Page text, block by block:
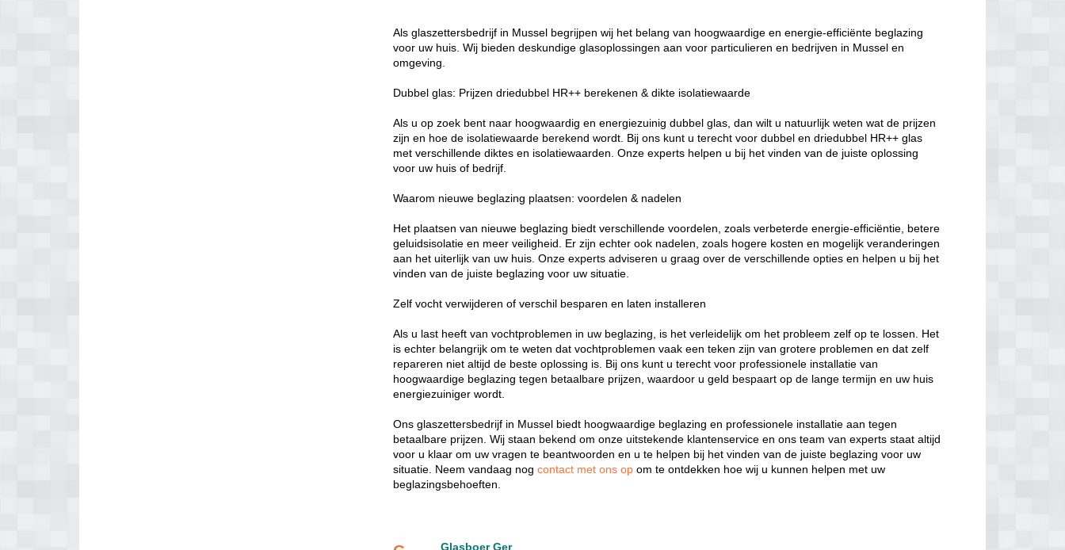
Als glaszettersbedrijf in Mussel begrijpen wij het belang van hoogwaardige en energie-efficiënte beglazing
voor uw huis. Wij bieden deskundige glasoplossingen aan voor particulieren en bedrijven in Mussel en
omgeving.
Dubbel glas: Prijzen driedubbel HR++ berekenen & dikte isolatiewaarde
Als u op zoek bent naar hoogwaardig en energiezuinig dubbel glas, dan wilt u natuurlijk weten wat de prijzen
zijn en hoe de isolatiewaarde berekend wordt. Bij ons kunt u terecht voor dubbel en driedubbel HR++ glas
met verschillende diktes en isolatiewaarden. Onze experts helpen u bij het vinden van de juiste oplossing
voor uw huis of bedrijf.
Waarom nieuwe beglazing plaatsen: voordelen & nadelen
Het plaatsen van nieuwe beglazing biedt verschillende voordelen, zoals verbeterde energie-efficiëntie, betere
geluidsisolatie en meer veiligheid. Er zijn echter ook nadelen, zoals hogere kosten en mogelijk veranderingen
aan het uiterlijk van uw huis. Onze experts adviseren u graag over de verschillende opties en helpen u bij het
vinden van de juiste beglazing voor uw situatie.
Zelf vocht verwijderen of verschil besparen en laten installeren
Als u last heeft van vochtproblemen in uw beglazing, is het verleidelijk om het probleem zelf op te lossen. Het
is echter belangrijk om te weten dat vochtproblemen vaak een teken zijn van grotere problemen en dat zelf
repareren niet altijd de beste oplossing is. Bij ons kunt u terecht voor professionele installatie van
hoogwaardige beglazing tegen betaalbare prijzen, waardoor u geld bespaart op de lange termijn en uw huis
energiezuiniger wordt.
Ons glaszettersbedrijf in Mussel biedt hoogwaardige beglazing en professionele installatie aan tegen
betaalbare prijzen. Wij staan bekend om onze uitstekende klantenservice en ons team van experts staat altijd
voor u klaar om uw vragen te beantwoorden en u te helpen bij het vinden van de juiste beglazing voor uw
situatie. Neem vandaag nogcontact met ons opom te ontdekken hoe wij u kunnen helpen met uw
beglazingsbehoeften.
Glasboer Ger